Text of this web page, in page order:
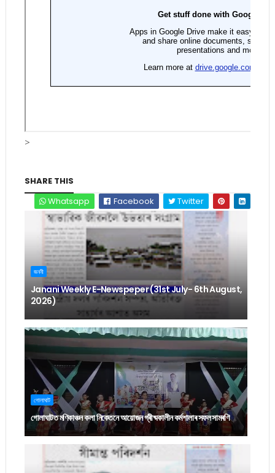
>
SHARE THIS
Whatsapp
Facebook Twitter
জননী
Janani Weekly E-Newspeper (31st July- 6th August,
2026)
গোলাঘাট
গোলাঘাটত মণিকাঞ্চন কলা নিকেতনে আয়োজন গ্ৰীষ্মকালীন কৰ্মশালাৰ সফল সামৰণি